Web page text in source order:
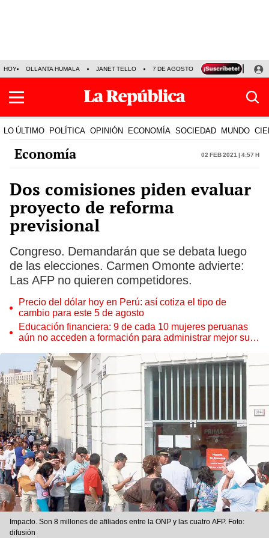
HOY OLLANTA HUMALA JANET TELLO 7 DE AGOSTO TINKA RESULTADOS
LO ÚLTIMO POLÍTICA OPINIÓN ECONOMÍA SOCIEDAD MUNDO
Economía 02 Feb 2021 | 4:57 h
Dos comisiones piden evaluar
proyecto de reforma
previsional
Congreso. Demandarán que se debata luego
de las elecciones. Carmen Omonte advierte:
Las AFP no quieren competidores.
Precio del dólar hoy en Perú: así cotiza el tipo de
cambio para este 5 de agosto
Educación financiera: 9 de cada 10 mujeres peruanas
aún no acceden a formación para administrar mejor su
Impacto. Son 8 millones de afiliados entre la ONP y las cuatro AFP. Foto:
difusión